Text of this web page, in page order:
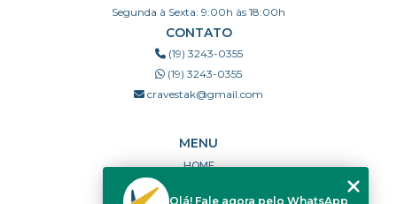
Segunda à Sexta: 9:00h às 18:00h
CONTATO
(19) 3243-0355
(19) 3243-0355
cravestak@gmail.com
MENU
HOME
Olá! Fale agora pelo WhatsApp